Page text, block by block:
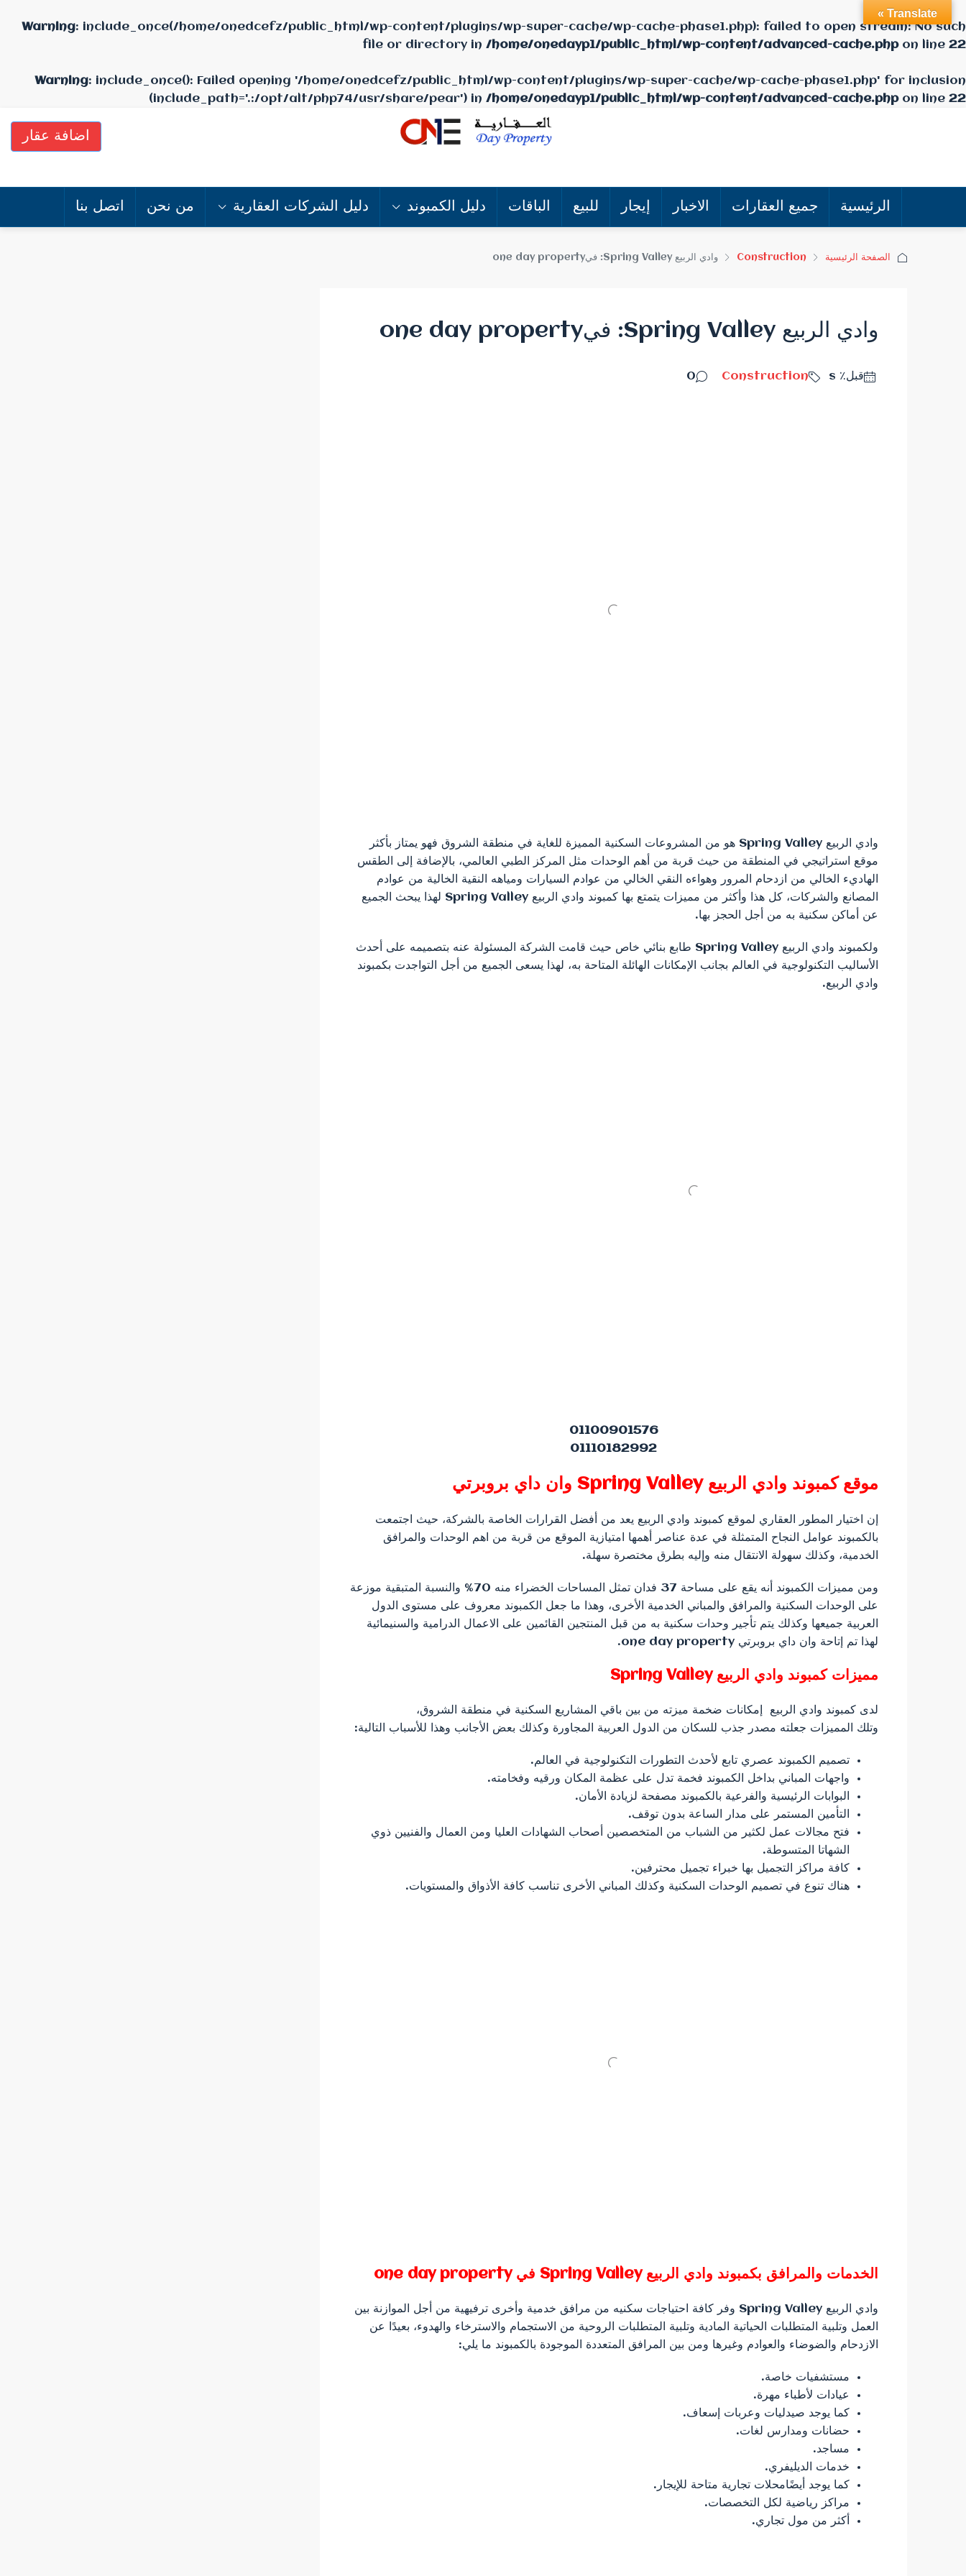
Warning: include_once(/home/onedcefz/public_html/wp-content/plugins/wp-super-cache/wp-cache-phase1.php): failed to open stream: No such
file or directory in /home/onedayp1/public_html/wp-content/advanced-cache.phpon line 22
Warning: include_once(): Failed opening '/home/onedcefz/public_html/wp-content/plugins/wp-super-cache/wp-cache-phase1.php' for inclusion
(include_path='.:/opt/alt/php74/usr/share/pear') in /home/onedayp1/public_html/wp-content/advanced-cache.phpon line 22
اضافة عقار
الرئيسية جميع العقارات الاخبار إيجار للبيع الباقات دليل الكمبوند دليل الشركات العقارية من نحن اتصل بنا
الصفحة الرئيسية Construction وادي الربيع Spring Valley: فيone day property
وادي الربيع Spring Valley: فيone day property
قبل٪ s Construction
0
وادي الربيع Spring Valley هو من المشروعات السكنية المميزة للغاية في منطقة الشروق فهو يمتاز بأكثر
موقع استراتيجي في المنطقة من حيث قربة من أهم الوحدات مثل المركز الطبي العالمي، بالإضافة إلى الطقس
الهاديء الخالي من ازدحام المرور وهواءه النقي الخالي من عوادم السيارات ومياهه النقية الخالية من عوادم
المصانع والشركات، كل هذا وأكثر من مميزات يتمتع بها كمبوند وادي الربيع Spring Valley لهذا يبحث الجميع
عن أماكن سكنية به من أجل الحجز بها.
ولكمبوند وادي الربيع Spring Valley طابع بنائي خاص حيث قامت الشركة المسئولة عنه بتصميمه على أحدث
الأساليب التكنولوجية في العالم بجانب الإمكانات الهائلة المتاحة به، لهذا يسعى الجميع من أجل التواجدت بكمبوند
وادي الربيع.
01100901576
01110182992
موقع كمبوند وادي الربيعSpring Valley وان داي بروبرتي
إن اختيار المطور العقاري لموقع كمبوند وادي الربيع يعد من أفضل القرارات الخاصة بالشركة، حيث اجتمعت
بالكمبوند عوامل النجاح المتمثلة في عدة عناصر أهمها امتيازية الموقع من قربة من اهم الوحدات والمرافق
الخدمية، وكذلك سهولة الانتقال منه وإليه بطرق مختصرة سهلة.
ومن مميزات الكمبوند أنه يقع على مساحة 37 فدان تمثل المساحات الخضراء منه 70% والنسبة المتبقية موزعة
على الوحدات السكنية والمرافق والمباني الخدمية الأخرى، وهذا ما جعل الكمبوند معروف على مستوى الدول
العربية جميعها وكذلك يتم تأجير وحدات سكنية به من قبل المنتجين القائمين على الاعمال الدرامية والسنيمائية
لهذا تم إتاحة وان داي بروبرتي one day property.
مميزات كمبوند وادي الربيعSpring Valley
لدى كمبوند وادي الربيع إمكانات ضخمة ميزته من بين باقي المشاريع السكنية في منطقة الشروق،
وتلك المميزات جعلته مصدر جذب للسكان من الدول العربية المجاورة وكذلك بعض الأجانب وهذا للأسباب التالية:
تصميم الكمبوند عصري تابع لأحدث التطورات التكنولوجية في العالم.
واجهات المباني بداخل الكمبوند فخمة تدل على عظمة المكان ورقيه وفخامته.
البوابات الرئيسية والفرعية بالكمبوند مصفحة لزيادة الأمان.
التأمين المستمر على مدار الساعة بدون توقف.
فتح مجالات عمل لكثير من الشباب من المتخصصين أصحاب الشهادات العليا ومن العمال والفنيين ذوي
الشهاتا المتسوطة.
كافة مراكز التجميل بها خبراء تجميل محترفين.
هناك تنوع في تصميم الوحدات السكنية وكذلك المباني الأخرى تناسب كافة الأذواق والمستويات.
الخدمات والمرافق بكمبوند وادي الربيعSpring Valley فيone day property
وادي الربيع Spring Valley وفر كافة احتياجات سكنيه من مرافق خدمية وأخرى ترفيهية من أجل الموازنة بين
العمل وتلبية المتطلبات الحياتية المادية وتلبية المتطلبات الروحية من الاستجمام والاسترخاء والهدوء، بعيدًا عن
الازدحام والضوضاء والعوادم وغيرها ومن بين المرافق المتعددة الموجودة بالكمبوند ما يلي:
مستشفيات خاصة.
عيادات لأطباء مهرة.
كما يوجد صيدليات وعربات إسعاف.
حضانات ومدارس لغات.
مساجد.
خدمات الديليفري.
كما يوجد أيضًامحلات تجارية متاحة للإيجار.
مراكز رياضية لكل التخصصات.
أكثر من مول تجاري.
Translate »